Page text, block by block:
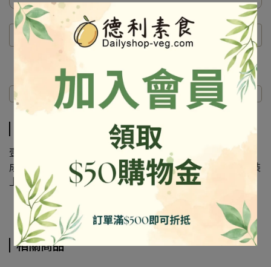
商品介紹
壹善.龍口 快煮麵
成份及營養標示如圖所示，若與圖片有差異時，以實際包裝
上標示為準
相關商品